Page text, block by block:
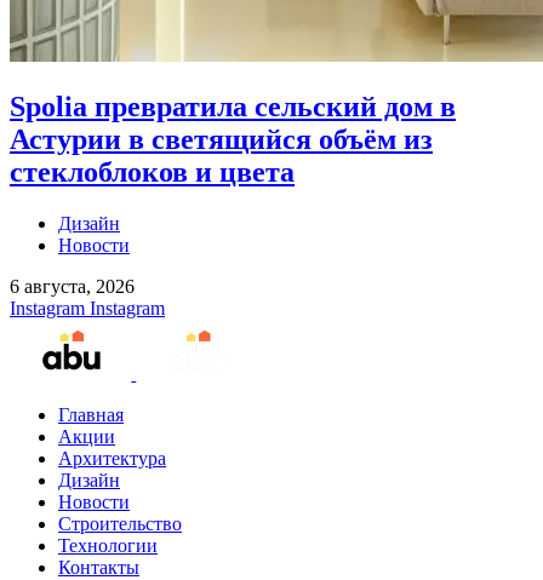
Spolia превратила сельский дом в
Астурии в светящийся объём из
стеклоблоков и цвета
Дизайн
Новости
6 августа, 2026
Instagram Instagram
Главная
Акции
Архитектура
Дизайн
Новости
Строительство
Технологии
Контакты